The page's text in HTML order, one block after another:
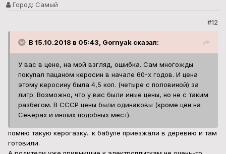
Город: Самый
#12
В 15.10.2018 в 05:43, Gornyak сказал:
У вас в цене, на мой взгляд, ошибка. Сам многожды
покупал пацаном керосин в начале 60-х годов. И цена
этому керосину была 4,5 коп. (четыре с половиной) за
литр. Возможно, что у вас были иные цены, но не с таким
разбегом. В СССР цены были одинаковы (кроме цен на
Северах и инших подобных мест).
помню такую керогазку.. к бабуле приезжали в деревню и там
готовили.